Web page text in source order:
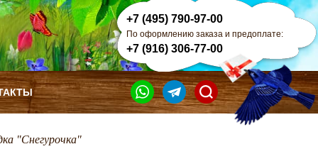
+7 (495) 790-97-00
По оформлению заказа и предоплате:
+7 (916) 306-77-00
"Снегурочка"